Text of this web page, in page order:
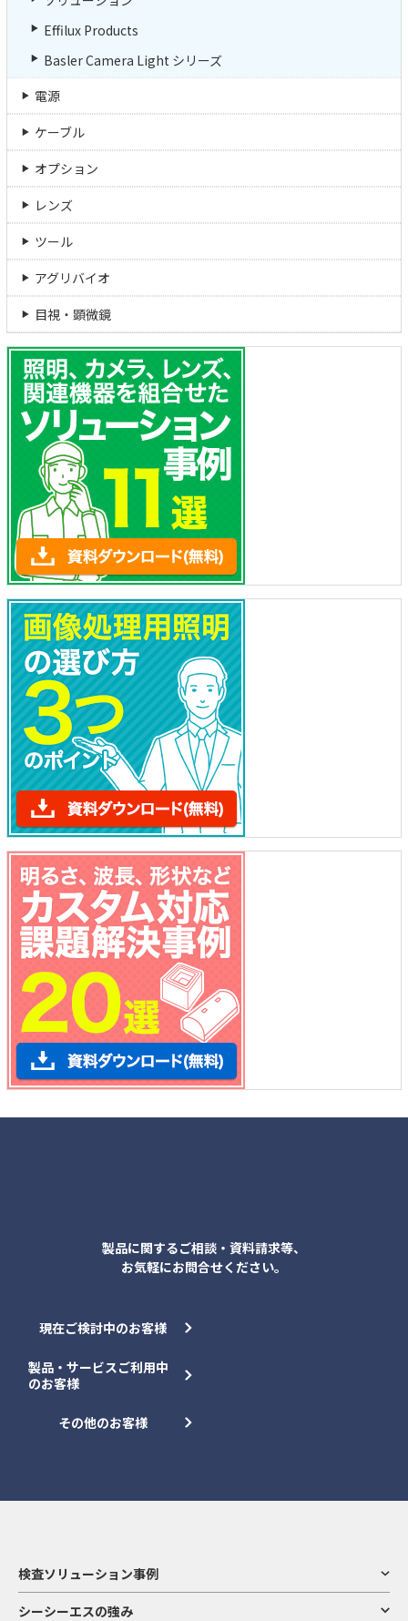
Effilux Products
Basler Camera Light シリーズ
電源
ケーブル
オプション
レンズ
ツール
アグリバイオ
目視・顕微鏡
製品に関するご相談・資料請求等、
お気軽にお問合せください。
現在ご検討中のお客様
製品・サービスご利用中
のお客様
その他のお客様
検査ソリューション事例
シーシーエスの強み